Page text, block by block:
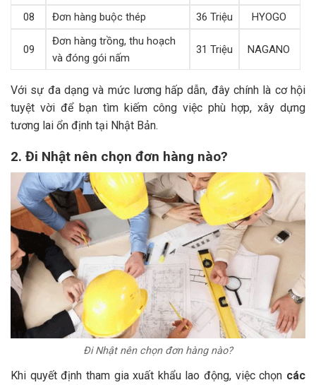
08 Đơn hàng buộc thép 36 Triệu HYOGO
09
Đơn hàng trồng, thu hoạch
và đóng gói nấm
31 Triệu NAGANO
Với sự đa dạng và mức lương hấp dẫn, đây chính là cơ hội
tuyệt vời để bạn tìm kiếm công việc phù hợp, xây dựng
tương lai ổn định tại Nhật Bản.
2. Đi Nhật nên chọn đơn hàng nào?
Đi Nhật nên chọn đơn hàng nào?
Khi quyết định tham gia xuất khẩu lao động, việc chọn các